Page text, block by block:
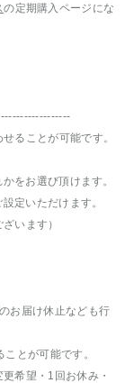
の定期購入ページにな
ることが可能です。
をお選び頂けます。
定いただけます。
います）
お届け休止なども行
とが可能です。
希望・1回お休み・